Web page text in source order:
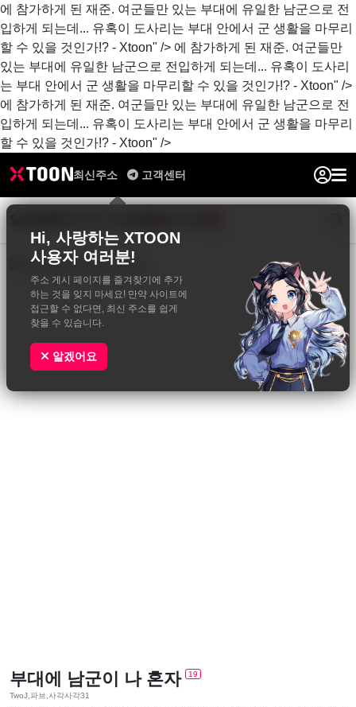
에 참가하게 된 재준. 여군들만 있는 부대에 유일한 남군으로 전
입하게 되는데... 유혹이 도사리는 부대 안에서 군 생활을 마무리
할 수 있을 것인가!? - Xtoon" /> 에 참가하게 된 재준. 여군들만
있는 부대에 유일한 남군으로 전입하게 되는데... 유혹이 도사리
는 부대 안에서 군 생활을 마무리할 수 있을 것인가!? - Xtoon" />
에 참가하게 된 재준. 여군들만 있는 부대에 유일한 남군으로 전
입하게 되는데... 유혹이 도사리는 부대 안에서 군 생활을 마무리
할 수 있을 것인가!? - Xtoon" />
최신주소
Hi, 사랑하는 XTOON
사용자 여러분!
주소 게시 페이지를 즐겨찾기에 추가
하는 것을 잊지 마세요! 만약 사이트에
접근할 수 없다면, 최신 주소를 쉽게
찾을 수 있습니다.
알겠어요
고객센터
부대에 남군이 나 혼자 19
TwoJ,파브,사각사각31